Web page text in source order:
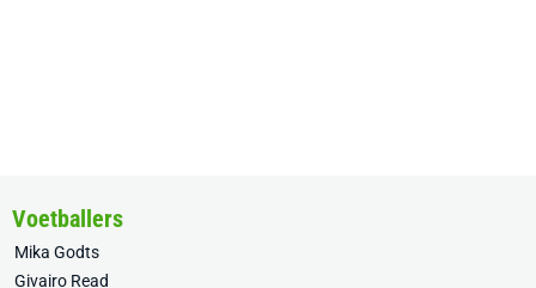
Voetballers
Mika Godts
Givairo Read